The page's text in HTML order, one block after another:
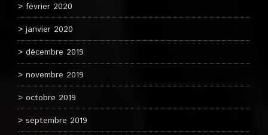
février 2020
janvier 2020
décembre 2019
novembre 2019
octobre 2019
septembre 2019